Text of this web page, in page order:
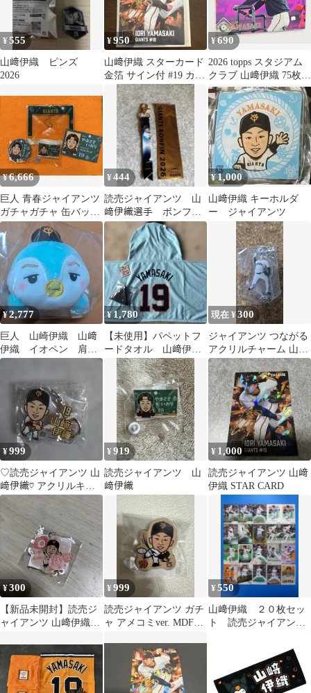
¥555
山﨑伊織 ピンズ
2026
¥950
山﨑伊織 スターカード
金箔 サイン付 #19 カル
ビープロ野球チップス
2026
¥690
2026 topps スタジアム
クラブ 山﨑伊織 75枚限
定 巨人 ジャイアンツ
¥6,666
巨人 青春ジャイアンツ
ガチャガチャ 缶バッジ
キーホルダー フルセッ
ト 山﨑伊織
¥444
読売ジャイアンツ 山
﨑伊織選手 ボンフィ
ン2026
¥1,000
山﨑伊織 キーホルダ
ー ジャイアンツ
¥2,777
巨人 山崎伊織 山﨑
伊織 イオペン 肩乗
りマスコット
¥ 1,780
【未使用】パペットフ
ードタオル 山﨑伊織
ジャイアンツ／コイ
ンケース
現在 ¥300
ジャイアンツ つながる
アクリルチャーム 山﨑
伊織②
¥999
♡読売ジャイアンツ 山
﨑伊織♡ アクリルキー
ホルダー 2024年
¥919
読売ジャイアンツ 山
﨑伊織
¥ 1,000
読売ジャイアンツ 山﨑
伊織 STAR CARD
¥300
【新品未開封】読売ジ
ャイアンツ 山﨑伊織
¥999
読売ジャイアンツ ガチ
ャ アメコミver. MDFク
¥550
山﨑伊織 ２０枚セッ
ト 読売ジャイアン